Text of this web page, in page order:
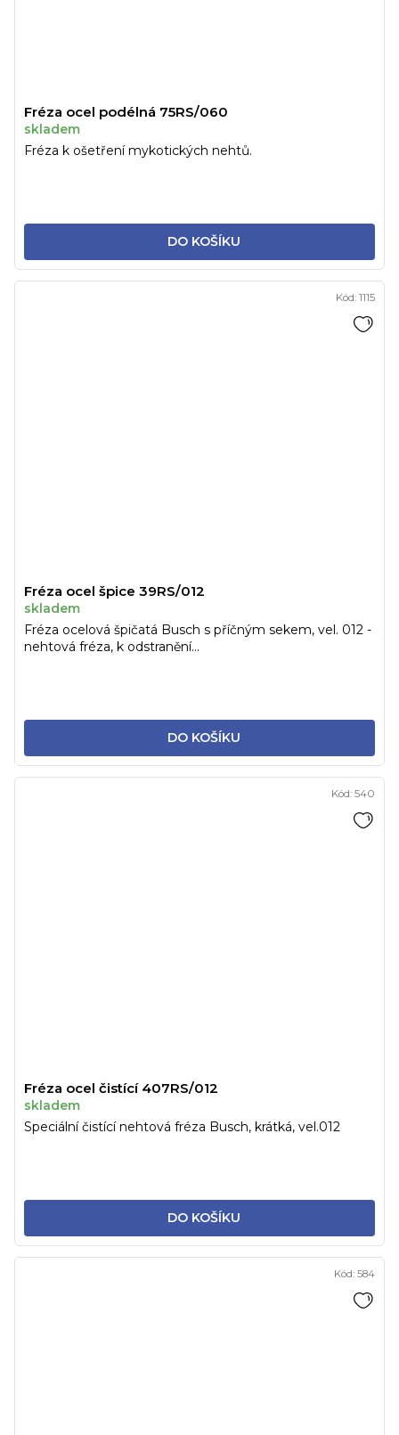
Fréza ocel podélná 75RS/060
skladem
DO KOŠÍKU
Fréza k ošetření mykotických nehtů.
Fréza ocel špice 39RS/012
skladem
DO KOŠÍKU
Fréza ocelová špičatá Busch s příčným sekem, vel. 012 -
nehtová fréza, k odstranění...
Kód: 1115
Fréza ocel čistící 407RS/012
skladem
DO KOŠÍKU
Speciální čistící nehtová fréza Busch, krátká, vel.012
Kód: 540
Kód: 584